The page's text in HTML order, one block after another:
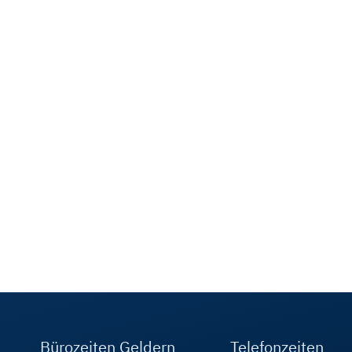
Bürozeiten Geldern Telefonzeiten